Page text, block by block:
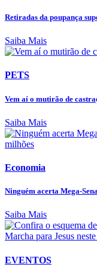
Retiradas da poupança
Saiba Mais
PETS
Vem aí o mutirão de
Saiba Mais
Economia
Ninguém acerta Mega-
Saiba Mais
EVENTOS